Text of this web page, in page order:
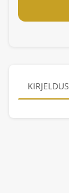
KIRJELDUS